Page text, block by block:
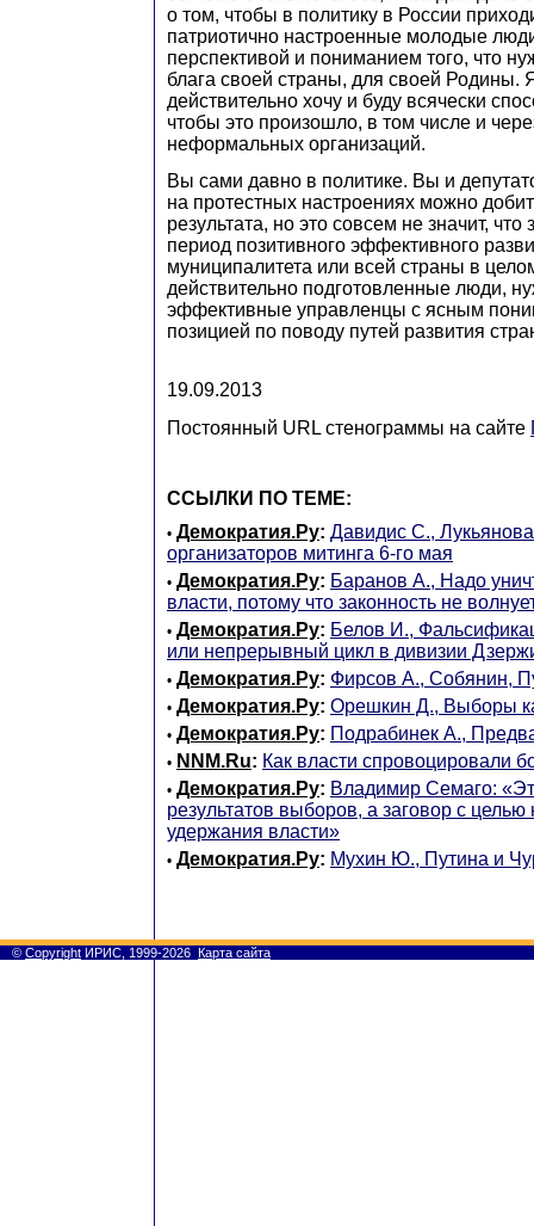
о том, чтобы в политику в России
патриотично настроенные молодые
перспективой и пониманием того, что
блага своей страны, для своей Родины.
действительно хочу и буду всячески
чтобы это произошло, в том числе и
неформальных организаций.
Вы сами давно в политике. Вы и
на протестных настроениях можно
результата, но это совсем не значит, что
период позитивного эффективного
муниципалитета или всей страны в
действительно подготовленные люди,
эффективные управленцы с ясным
позицией по поводу путей развития
19.09.2013
Постоянный URL стенограммы на сайте
ССЫЛКИ ПО ТЕМЕ:
• Демократия.Ру: Давидис С.,
организаторов митинга 6-го мая
• Демократия.Ру: Баранов А., Надо
власти, потому что законность не
• Демократия.Ру: Белов И.,
или непрерывный цикл в дивизии
• Демократия.Ру: Фирсов А., Собянин,
• Демократия.Ру: Орешкин Д., Выборы
• Демократия.Ру: Подрабинек А.,
• NNM.Ru: Как власти спровоцировали
• Демократия.Ру: Владимир Семаго:
результатов выборов, а заговор с целью
удержания власти»
• Демократия.Ру: Мухин Ю., Путина и
© Copyright ИРИС, 1999-2026 Карта сайта